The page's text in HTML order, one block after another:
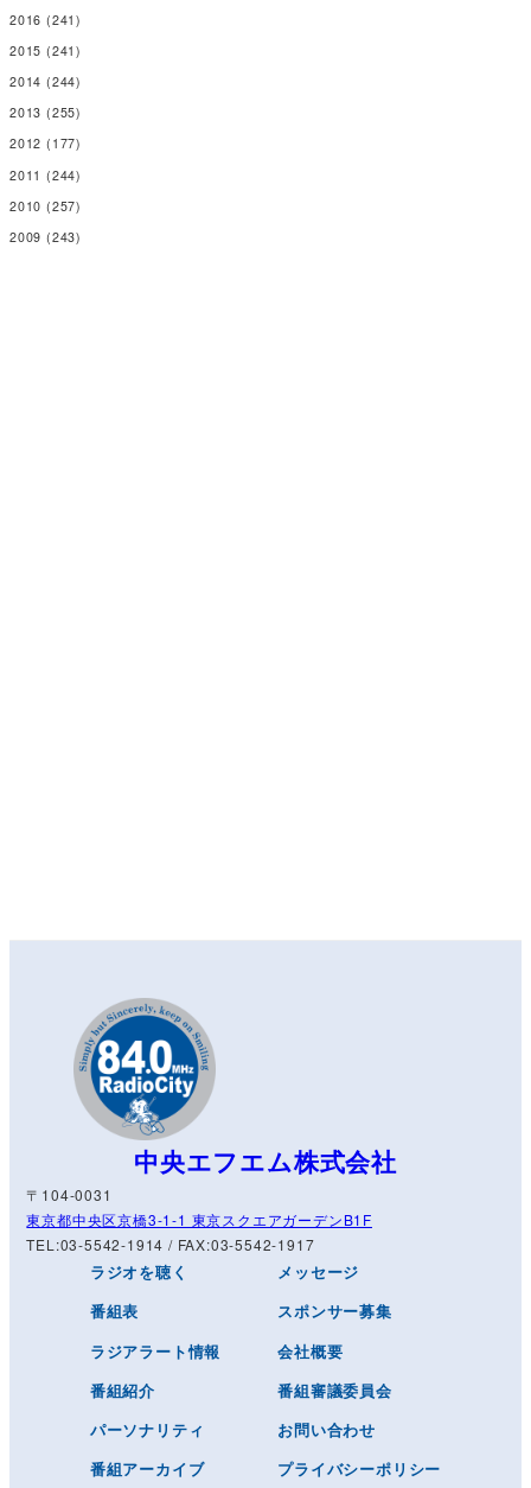
2016 (241)
2015 (241)
2014 (244)
2013 (255)
2012 (177)
2011 (244)
2010 (257)
2009 (243)
中央エフエム株式会社
〒104-0031
東京都中央区京橋3-1-1 東京スクエアガーデンB1F
TEL:03-5542-1914 / FAX:03-5542-1917
ラジオを聴く
番組表
ラジアラート情報
番組紹介
パーソナリティ
番組アーカイブ
メッセージ
スポンサー募集
会社概要
番組審議委員会
お問い合わせ
プライバシーポリシー